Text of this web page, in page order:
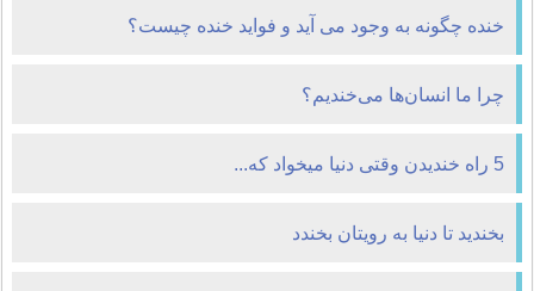
خنده چگونه به وجود می آید و فواید خنده چیست؟
چرا ما انسان‌ها می‌خندیم؟
5 راه خندیدن وقتی دنیا میخواد که...
بخندید تا دنیا به رویتان بخندد